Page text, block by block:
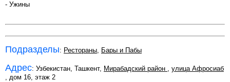
- Ужины
Подразделы: Рестораны, Бары и Пабы
Адрес: Узбекистан, Ташкент, Мирабадский район , улица Афросиаб
, дом 16, этаж 2